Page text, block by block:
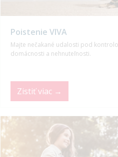
Poistenie VIVA
Majte nečakané udalosti pod
domácnosti a nehnuteľnosti.
Zistiť viac →